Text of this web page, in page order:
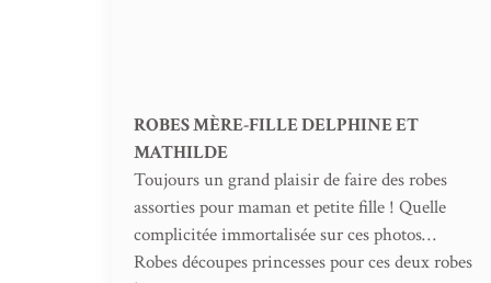
ROBES MÈRE-FILLE DELPHINE ET
MATHILDE
Toujours un grand plaisir de faire des robes
assorties pour maman et petite fille ! Quelle
complicitée immortalisée sur ces photos…
Robes découpes princesses pour ces deux robes